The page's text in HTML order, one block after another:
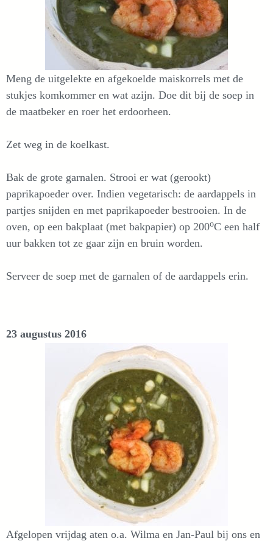
Meng de uitgelekte en afgekoelde maiskorrels met de
stukjes komkommer en wat azijn. Doe dit bij de soep in
de maatbeker en roer het erdoorheen.
Zet weg in de koelkast.
Bak de grote garnalen. Strooi er wat (gerookt)
paprikapoeder over. Indien vegetarisch: de aardappels in
partjes snijden en met paprikapoeder bestrooien. In de
oven, op een bakplaat (met bakpapier) op 200oC een half
uur bakken tot ze gaar zijn en bruin worden.
Serveer de soep met de garnalen of de aardappels erin.
23 augustus 2016
Afgelopen vrijdag aten o.a. Wilma en Jan-Paul bij ons en